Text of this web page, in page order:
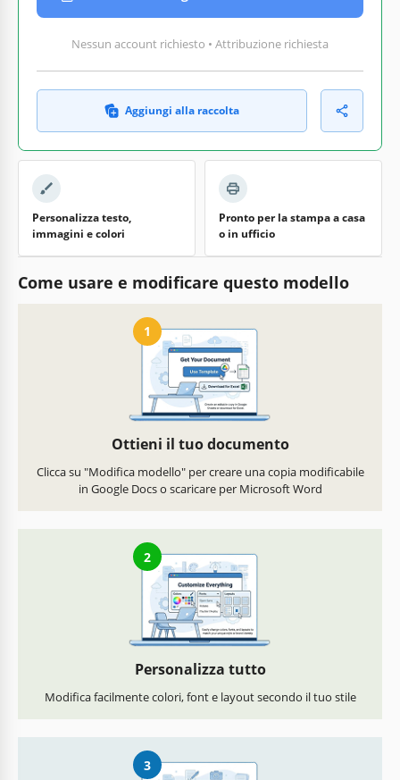
Nessun account richiesto • Attribuzione richiesta
Aggiungi alla raccolta
Personalizza testo,
immagini e colori
Pronto per la stampa a casa
o in ufficio
Come usare e modificare questo modello
1
Ottieni il tuo documento
Clicca su "Modifica modello" per creare una copia modificabile
in Google Docs o scaricare per Microsoft Word
2
Personalizza tutto
Modifica facilmente colori, font e layout secondo il tuo stile
3